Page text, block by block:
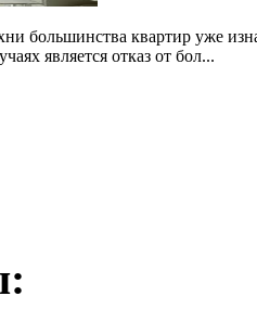
большинства квартир уже
является отказ от бол...